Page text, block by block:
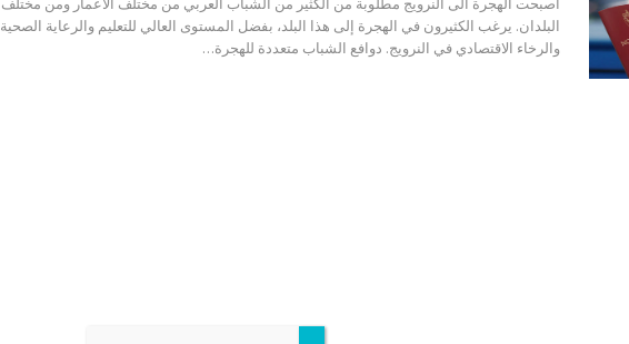
البلدان. يرغب الكثيرون في الهجرة إلى هذا البلد، بفضل المستوى العالي للتعليم والرعاية الصحية
والرخاء الاقتصادي في النرويج. دوافع الشباب متعددة للهجرة…